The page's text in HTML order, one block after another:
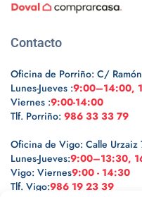
Contacto
Oficina de Porriño: C/
Lunes-Jueves :9:00–14:00,
Viernes :9:00-14:00
Tlf. Porriño: 986 33 33 79
Oficina de Vigo: Calle Urzaiz
Lunes-Jueves:9:00–13:30,
Vigo: Viernes9:00 - 14:30
Tlf. Vigo:986 19 23 39